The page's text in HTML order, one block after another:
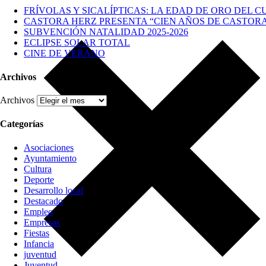
FRÍVOLAS Y SICALÍPTICAS: LA EDAD DE ORO DEL
CASTORA HERZ PRESENTA “CIEN AÑOS DE
SUBVENCIÓN NATALIDAD 2025-2026
ECLIPSE SOLAR TOTAL
CINE DE VERANO
Archivos
Archivos
Categorías
Asociaciones
Ayuntamiento
Cultura
Deporte
Desarrollo local
Destacado
Empleo
Empresas
Fiestas
Infancia
juventud